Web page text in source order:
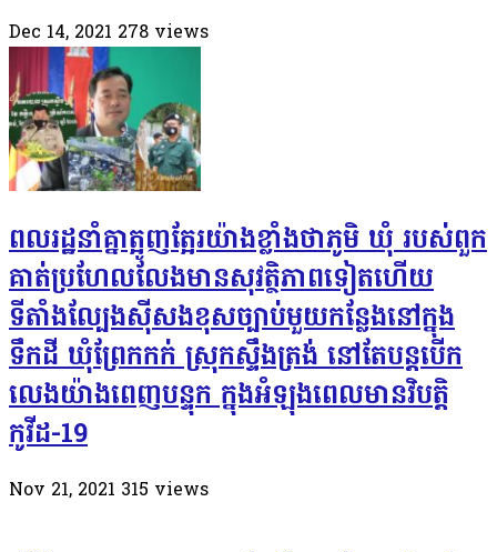
Dec 14, 2021 278 views
ពលរដ្ឋនាំគ្នាត្អូញត្អែរយ៉ាងខ្លាំងថាភូមិ​ ឃុំ​ របស់ពួក
គាត់ប្រហែលលែងមានសុវត្ថិភាពទៀតហេីយ
ទីតាំងល្បែងស៊ីសងខុសច្បាប់មួយកន្លែងនៅក្នុង
ទឹកដី ឃុំព្រែកកក់ ស្រុកស្ទឹងត្រង់ នៅតែបន្តបើក
លេងយ៉ាងពេញបន្ទុក ក្នុងអំឡុងពេលមានវិបត្តិ
កូវីដ-19
Nov 21, 2021 315 views